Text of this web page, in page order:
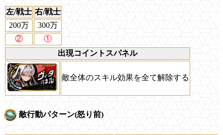
左/戦士 右/戦士
200万
300万
②
①
出現コイントスパネル
敵全体のスキル効果を全て解除する
敵行動パターン(怒り前)